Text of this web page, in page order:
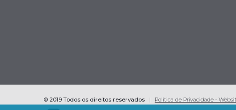
© 2019 Todos os direitos reservados Política de Privacidade -